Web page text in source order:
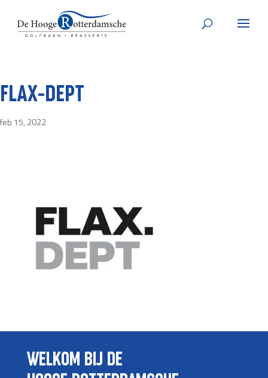
FLAX-DEPT
feb 15, 2022
WELKOM BIJ DE